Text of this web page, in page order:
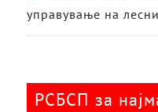
управување на
РСБСП за